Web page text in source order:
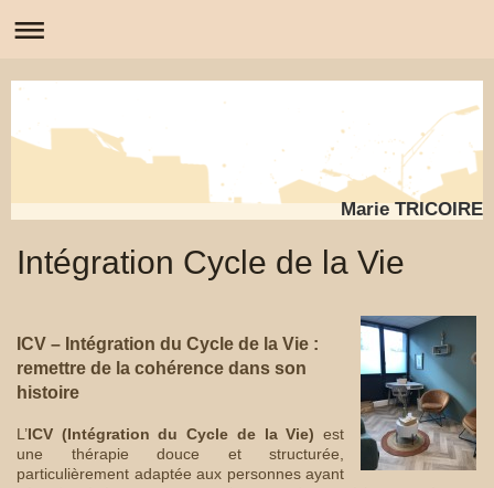
Marie TRICOIRE
Intégration Cycle de la Vie
ICV – Intégration du Cycle de la Vie :
remettre de la cohérence dans son
histoire
L’ICV (Intégration du Cycle de la Vie) est
une thérapie douce et structurée,
particulièrement adaptée aux personnes ayant